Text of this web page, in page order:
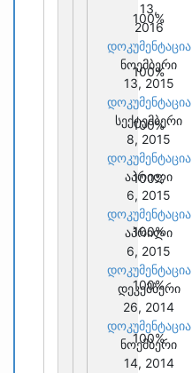
100%
100%
100%
100%
100%
100%
100%
13,
2016
დოკუმენტაცია
ნოემბერი
13, 2015
დოკუმენტაცია
სექტემბერი
8, 2015
დოკუმენტაცია
აპრილი
6, 2015
დოკუმენტაცია
აპრილი
6, 2015
დოკუმენტაცია
დეკემბერი
26, 2014
დოკუმენტაცია
ნოემბერი
14, 2014